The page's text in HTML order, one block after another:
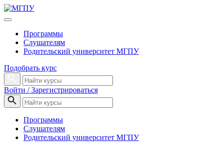
Программы
Слушателям
Родительский университет МГПУ
Подобрать курс
Войти / Зарегистрироваться
Программы
Слушателям
Родительский университет МГПУ